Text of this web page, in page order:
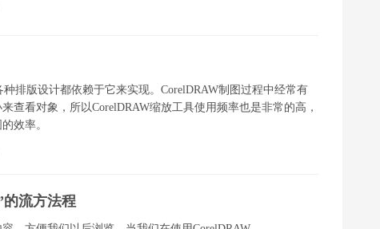
排版设计都依赖于它来实现。CorelDRAW制图过程中经常有
查看对象，所以CorelDRAW缩放工具使用频率也是非常的高，
效率。
流方法程